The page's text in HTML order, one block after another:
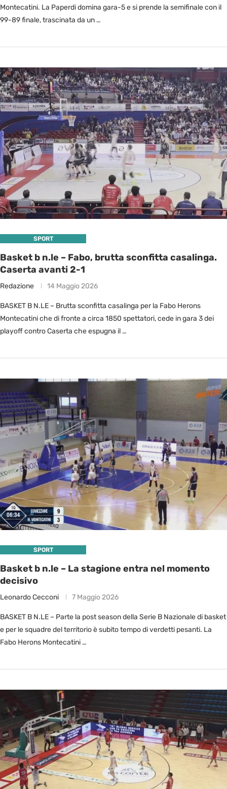
Montecatini. La Paperdi domina gara-5 e si prende la semifinale con il
99-89 finale, trascinata da un …
SPORT
Basket b n.le – Fabo, brutta sconfitta casalinga.
Caserta avanti 2-1
Redazione 14 Maggio 2026
BASKET B N.LE – Brutta sconfitta casalinga per la Fabo Herons
Montecatini che di fronte a circa 1850 spettatori, cede in gara 3 dei
playoff contro Caserta che espugna il …
SPORT
Basket b n.le – La stagione entra nel momento
decisivo
Leonardo Cecconi 7 Maggio 2026
BASKET B N.LE – Parte la post season della Serie B Nazionale di basket
e per le squadre del territorio è subito tempo di verdetti pesanti. La
Fabo Herons Montecatini …